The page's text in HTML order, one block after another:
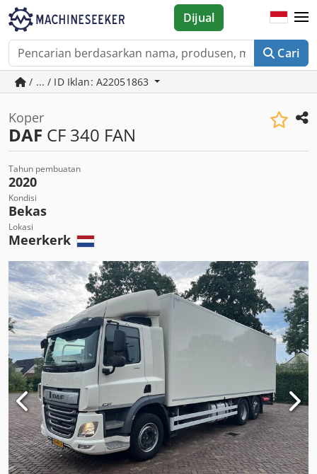
Cari
Dijual
/ ... / ID Iklan: A22051863
Koper
DAF CF 340 FAN
Tahun pembuatan
2020
Kondisi
Bekas
Lokasi
Meerkerk